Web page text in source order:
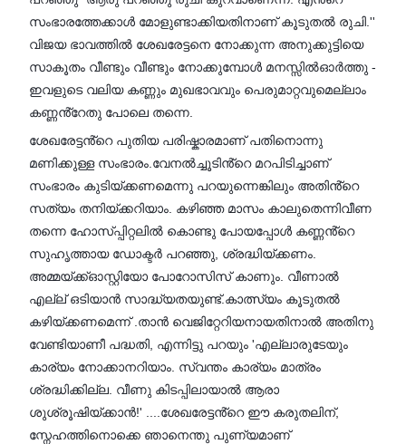
സംഭാരത്തേക്കാൾ മോളുണ്ടാക്കിയതിനാണ് കൂടുതൽ രുചി.''
വിജയ ഭാവത്തിൽ ശേഖരേട്ടനെ നോക്കുന്ന അനുക്കുട്ടിയെ
സാകൂതം വീണ്ടും വീണ്ടും നോക്കുമ്പോൾ മനസ്സിൽഓർത്തു -
ഇവളുടെ വലിയ കണ്ണും മുഖഭാവവും പെരുമാറ്റവുമെല്ലാം
കണ്ണൻ്റേതു പോലെ തന്നെ.
ശേഖരേട്ടൻ്റെ പുതിയ പരിഷ്കാരമാണ് പതിനൊന്നു
മണിക്കുള്ള സംഭാരം.വേനൽച്ചൂടിൻ്റെ മറപിടിച്ചാണ്
സംഭാരം കുടിയ്ക്കണമെന്നു പറയുന്നെങ്കിലും അതിൻ്റെ
സത്യം തനിയ്ക്കറിയാം. കഴിഞ്ഞ മാസം കാലുതെന്നിവീണ
തന്നെ ഹോസ്പ്പിറ്റലിൽ കൊണ്ടു പോയപ്പോൾ കണ്ണൻ്റെ
സുഹൃത്തായ ഡോക്ടർ പറഞ്ഞു, ശ്രദ്ധിയ്ക്കണം.
അമ്മയ്ക്ക്ഓസ്റ്റിയോ പോറോസിസ് കാണും. വീണാൽ
എല്ല് ഒടിയാൻ സാദ്ധ്യതയുണ്ട്.കാത്സ്യം കൂടുതൽ
കഴിയ്ക്കണമെന്ന് .താൻ വെജിറ്റേറിയനായതിനാൽ അതിനു
വേണ്ടിയാണീ പദ്ധതി, എന്നിട്ടു പറയും 'എല്ലാരുടേയും
കാര്യം നോക്കാനറിയാം. സ്വന്തം കാര്യം മാത്രം
ശ്രദ്ധിക്കില്ല. വീണു കിടപ്പിലായാൽ ആരാ
ശുശ്രൂഷിയ്ക്കാൻ!' ....ശേഖരേട്ടൻ്റെ ഈ കരുതലിന്,
സ്നേഹത്തിനൊക്കെ ഞാനെന്തു പുണ്യമാണ്